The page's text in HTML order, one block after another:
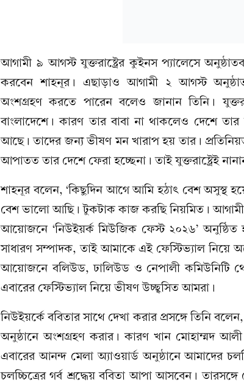
আগামী ৯ আগস্ট যুক্তরাষ্ট্রের কুইনস প্যালেসে
করবেন শাহনূর। এছাড়াও আগামী ২ আগস্ট
অংশগ্রহণ করতে পারেন বলেও জানান তিনি।
বাংলাদেশে। কারণ তার বাবা না থাকলেও দেশে
আছে। তাদের জন্য ভীষণ মন খারাপ হয় তার।
আপাতত তার দেশে ফেরা হচ্ছেনা। তাই যুক্তরাষ্ট্রেই
শাহনূর বলেন, ‘কিছুদিন আগে আমি হঠাৎ বেশ অসুস্থ
বেশ ভালো আছি। টুকটাক কাজ করছি নিয়মিত।
আয়োজনে ‘নিউইয়র্ক মিউজিক ফেস্ট ২০২৬’ অনুষ্ঠিত
সাধারণ সম্পাদক, তাই আমাকে এই ফেস্টিভ্যাল নিয়ে
আয়োজনে বলিউড, ঢালিউড ও নেপালী কমিউনিটি
এবারের ফেস্টিভ্যাল নিয়ে ভীষণ উচ্ছ্বসিত আমরা।
নিউইয়র্কে ববিতার সাথে দেখা করার প্রসঙ্গে তিনি
অনুষ্ঠানে অংশগ্রহণ করার। কারণ খান মোহাম্মদ
এবারের আনন্দ মেলা অ্যাওয়ার্ড অনুষ্ঠানে আমাদের
চলচ্চিত্রের গর্ব শ্রদ্ধেয় ববিতা আপা আসবেন।